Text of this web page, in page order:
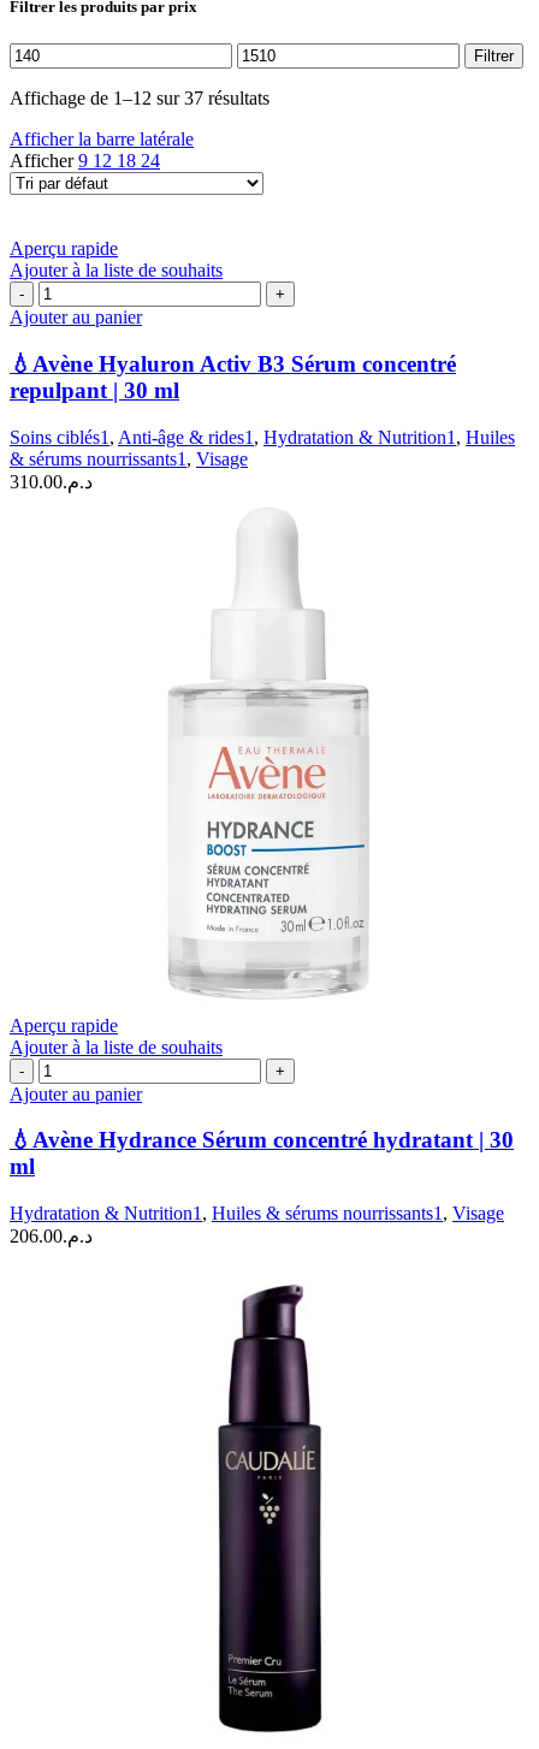
Filtrer les produits par prix
Prix
min
Prix
max
Filtrer
Affichage de 1–12 sur 37 résultats
Afficher la barre latérale
Afficher9 12 18 24
Aperçu rapide
Ajouter à la liste de souhaits
quantité
de
Avène
Hyaluron
Activ
Sérum
concentré
repulpant
Ajouter au panier
💧Avène Hyaluron Activ B3 Sérum concentré
repulpant | 30 ml
Soins ciblés1 , Anti-âge & rides1 , Hydratation & Nutrition1 , Huiles
& sérums nourrissants1 , Visage
د.م.310.00
Aperçu rapide
Ajouter à la liste de souhaits
quantité
de
Avène
Hydrance
hydratant
|
Ajouter au panier
💧Avène Hydrance Sérum concentré hydratant | 30
ml
Hydratation & Nutrition1 , Huiles & sérums nourrissants1 , Visage
د.م.206.00